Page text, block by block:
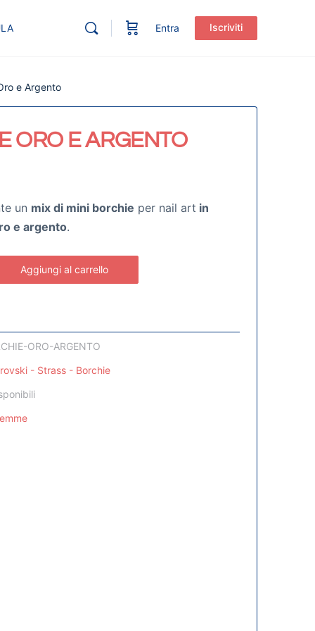
Entra Iscriviti
e Argento
ORO E ARGENTO
un mix di mini borchie per nail art in
e argento.
Aggiungi al carrello
ORO-ARGENTO
- Strass - Borchie